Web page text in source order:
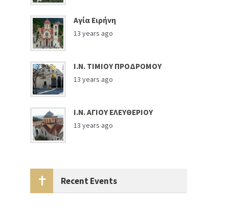
Αγία Ειρήνη
13 years ago
Ι.Ν. ΤΙΜΙΟΥ ΠΡΟΔΡΟΜΟΥ
13 years ago
Ι.Ν. ΑΓΙΟΥ ΕΛΕΥΘΕΡΙΟΥ
13 years ago
Recent Events